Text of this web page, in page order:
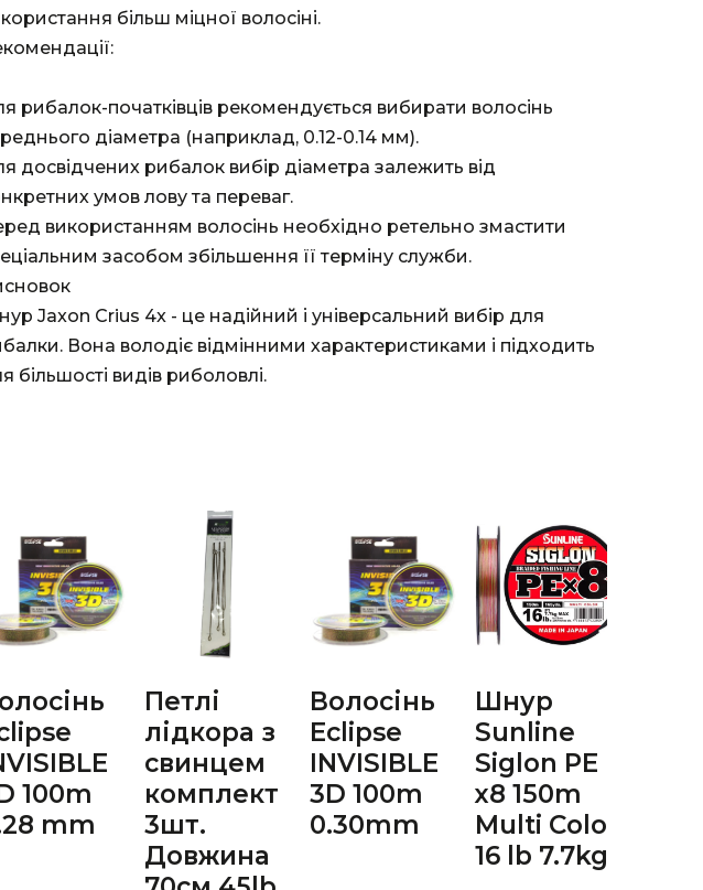
більш міцної волосіні.
рибалок-початківців рекомендується вибирати волосінь
діаметра (наприклад, 0.12-0.14 мм).
досвідчених рибалок вибір діаметра залежить від
умов лову та переваг.
використанням волосінь необхідно ретельно змастити
засобом збільшення її терміну служби.
Jaxon Crius 4x - це надійний і універсальний вибір для
Вона володіє відмінними характеристиками і підходить
більшості видів риболовлі.
100m
mm
Петлі
лідкора з
свинцем
комплект
3шт.
Довжина
Волосінь
Eclipse
INVISIBLE
3D 100m
0.30mm
Шнур
Sunline
Siglon PE
х8 150m
Multi Color
16 lb 7.7kg